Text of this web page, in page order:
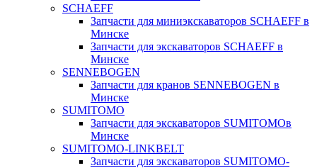
SCHAEFF
Запчасти для миниэкскаваторов SCHAEFF в
Минске
Запчасти для экскаваторов SCHAEFF в
Минске
SENNEBOGEN
Запчасти для кранов SENNEBOGEN в
Минске
SUMITOMO
Запчасти для экскаваторов SUMITOMOв
Минске
SUMITOMO-LINKBELT
Запчасти для экскаваторов SUMITOMO-